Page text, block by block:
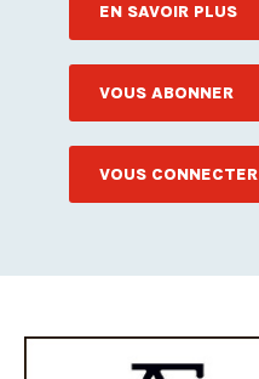
EN SAVOIR PLUS
VOUS ABONNER
VOUS CONNECTER